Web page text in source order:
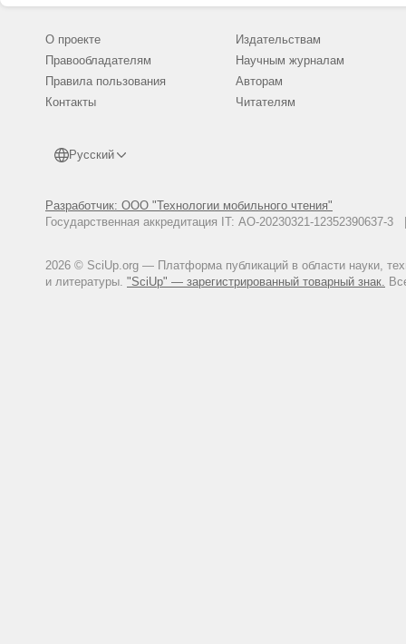
О проекте
Правообладателям
Правила пользования
Контакты
Русский
Разработчик: ООО "Технологии мобильного чтения"
Государственная аккредитация IT: АО-20230321-
2026 © SciUp.org — Платформа публикаций в области науки,
и литературы. "SciUp" — зарегистрированный товарный знак.
Издательствам
Научным журналам
Авторам
Читателям